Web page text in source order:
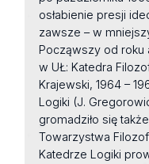
osłabienie presji
zawsze – w
Począwszy od roku
w UŁ: Katedra
Krajewski, 1964 –
Logiki (J.
gromadziło się
Towarzystwa
Katedrze Logiki